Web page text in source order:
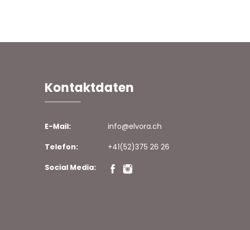
Kontaktdaten
E-Mail:
info@elvora.ch
Telefon:
+41(52)375 26 26
Social Media: